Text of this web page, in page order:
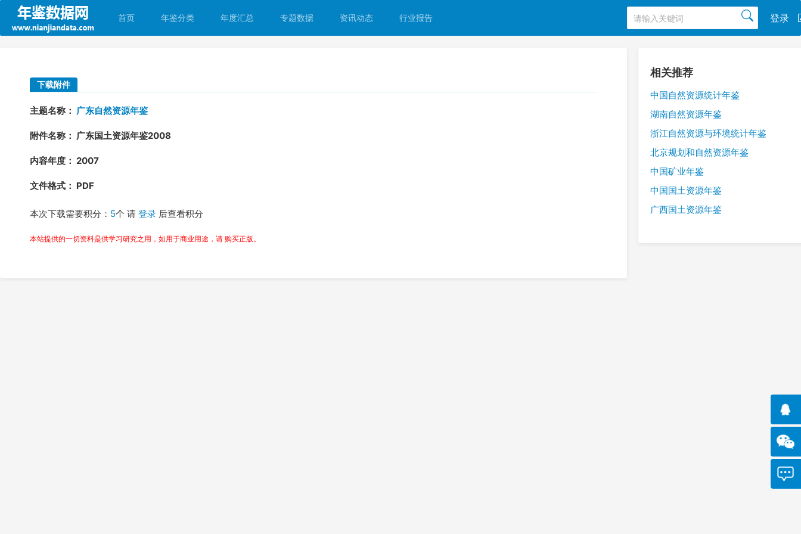
登录
首页 年鉴分类 年度汇总 专题数据 资讯动态 行业报告
下载附件
主题名称： 广东自然资源年鉴
附件名称： 广东国土资源年鉴2008
内容年度： 2007
文件格式： PDF
本次下载需要积分： 5个 请 登录 后查看积分
本站提供的一切资料是供学习研究之用，如用于商业用途，请 购买正版。
相关推荐
中国自然资源统计年鉴
湖南自然资源年鉴
浙江自然资源与环境统计年鉴
北京规划和自然资源年鉴
中国矿业年鉴
中国国土资源年鉴
广西国土资源年鉴